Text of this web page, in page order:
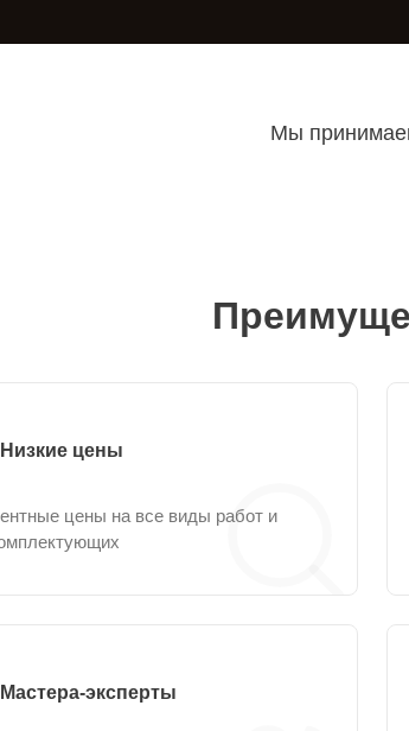
Мы
Низкие цены
цены на все виды работ и
Мастера-эксперты